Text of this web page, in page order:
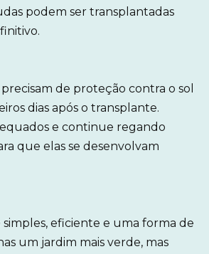
podem ser transplantadas
de proteção contra o sol
dias após o transplante.
e continue regando
que elas se desenvolvam
eficiente e uma forma de
um jardim mais verde, mas